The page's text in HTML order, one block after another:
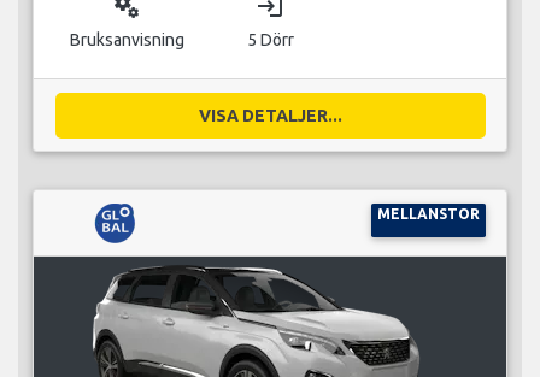
miscellaneous_services
Bruksanvisning
login
5 Dörr
VISA DETALJER...
MELLANSTOR